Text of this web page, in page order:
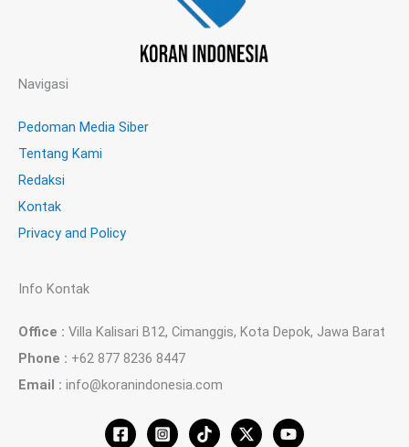
Navigasi
Pedoman Media Siber
Tentang Kami
Redaksi
Kontak
Privacy and Policy
Info Kontak
Office : Villa Kalisari B12, Cimanggis, Kota Depok, Jawa Barat
Phone : +62 877 8236 8447
Email : info@koranindonesia.com